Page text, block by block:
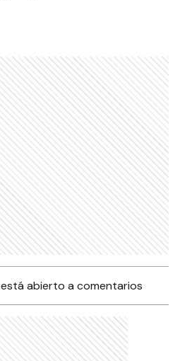
abierto a comentarios